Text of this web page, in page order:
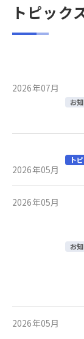
トピック
2026年07月
お
2026年05月
ト
2026年05月
お
2026年05月